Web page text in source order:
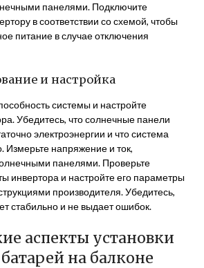
панелями. Подключите
в соответствии со схемой, чтобы
питание в случае отключения
и настройка
системы и настройте
Убедитесь, что солнечные панели
электроэнергии и что система
Измерьте напряжение и ток,
панелями. Проверьте
инвертора и настройте его параметры
производителя. Убедитесь,
стабильно и не выдает ошибок.
аспекты установки
на балконе